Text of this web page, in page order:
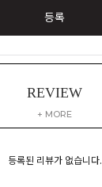
등록
REVIEW
+ MORE
등록된 리뷰가 없습니다.